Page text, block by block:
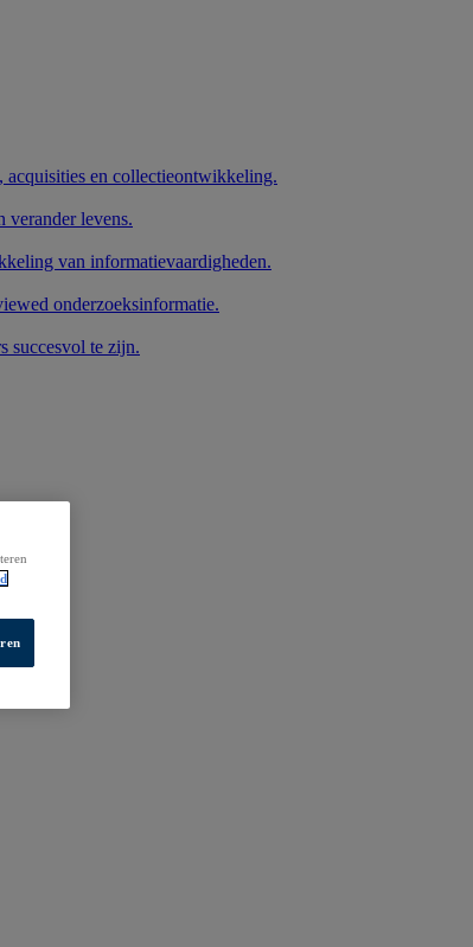
acquisities en collectieontwikkeling.
verander levens.
van informatievaardigheden.
onderzoeksinformatie.
succesvol te zijn.